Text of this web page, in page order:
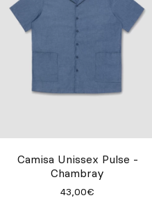
Camisa Unissex Pulse -
Chambray
43,00€